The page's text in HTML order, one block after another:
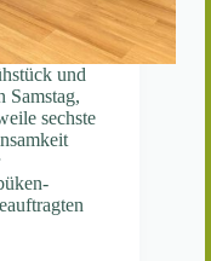
und
Samstag,
sechste